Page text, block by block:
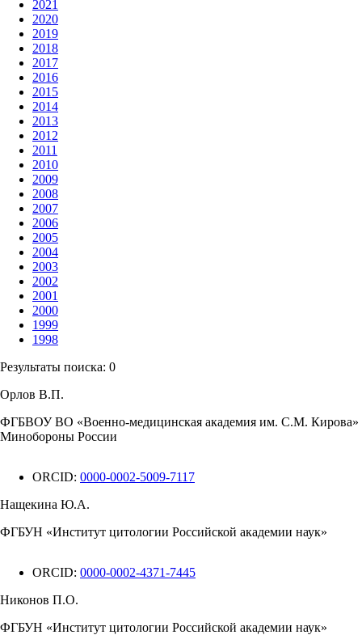
2021
2020
2019
2018
2017
2016
2015
2014
2013
2012
2011
2010
2009
2008
2007
2006
2005
2004
2003
2002
2001
2000
1999
1998
Результаты поиска: 0
Орлов В.П.
ФГБВОУ ВО «Военно-медицинская академия им. С.М. Кирова»
Минобороны России
ORCID: 0000-0002-5009-7117
Нащекина Ю.А.
ФГБУН «Институт цитологии Российской академии наук»
ORCID: 0000-0002-4371-7445
Никонов П.О.
ФГБУН «Институт цитологии Российской академии наук»